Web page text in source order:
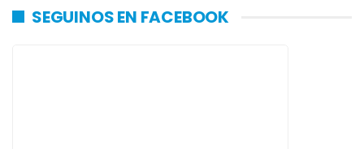
SEGUINOS EN FACEBOOK